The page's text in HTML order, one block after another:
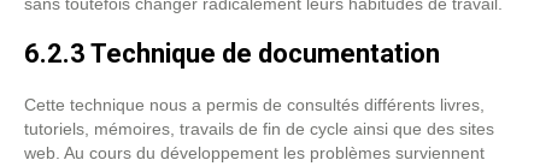
6.2.3 Technique de documentation
Cette technique nous a permis de consultés différents livres,
tutoriels, mémoires, travails de fin de cycle ainsi que des sites
web. Au cours du développement les problèmes surviennent